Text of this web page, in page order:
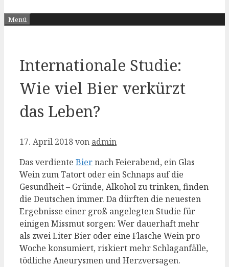
Menü
Internationale Studie:
Wie viel Bier verkürzt
das Leben?
17. April 2018von admin
Das verdiente Biernach Feierabend, ein Glas
Wein zum Tatort oder ein Schnaps auf die
Gesundheit – Gründe, Alkohol zu trinken, finden
die Deutschen immer. Da dürften die neuesten
Ergebnisse einer groß angelegten Studie für
einigen Missmut sorgen: Wer dauerhaft mehr
als zwei Liter Bier oder eine Flasche Wein pro
Woche konsumiert, riskiert mehr Schlaganfälle,
tödliche Aneurysmen und Herzversagen.